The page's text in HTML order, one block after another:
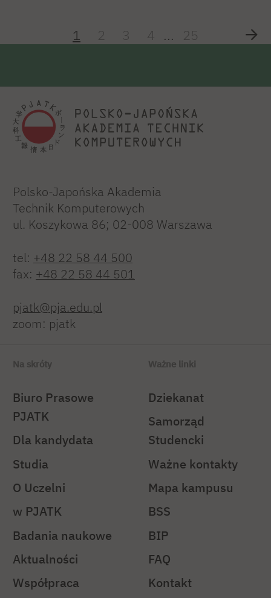
1 2 3 4 ... 25
Polsko-Japońska Akademia
Technik Komputerowych
ul. Koszykowa 86; 02-008 Warszawa
tel: +48 22 58 44 500
fax: +48 22 58 44 501
pjatk@pja.edu.pl
zoom: pjatk
Na skróty
Biuro Prasowe
PJATK
Dla kandydata
Studia
O Uczelni
w PJATK
Badania naukowe
Aktualności
Współpraca
Ważne linki
Dziekanat
Samorząd
Studencki
Ważne kontakty
Mapa kampusu
BSS
BIP
FAQ
Kontakt